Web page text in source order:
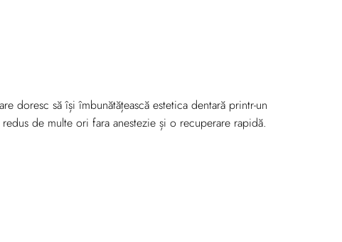
doresc să își îmbunătățească estetica dentară printr-un
de multe ori fara anestezie și o recuperare rapidă.